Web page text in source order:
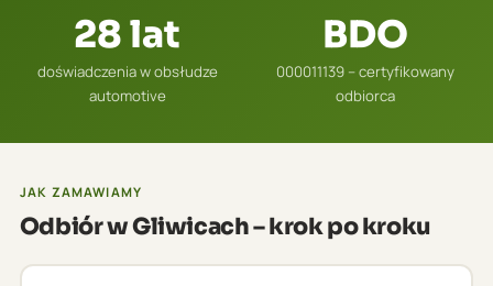
28 lat
doświadczenia w obsłudze
automotive
BDO
000011139 – certyfikowany
odbiorca
JAK ZAMAWIAMY
Odbiór w Gliwicach – krok po kroku